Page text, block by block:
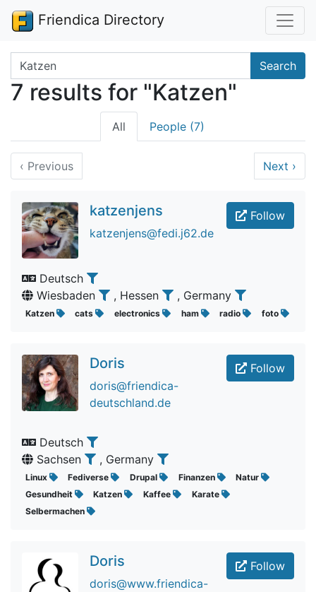
Friendica Directory
Search terms Search
7 results for "Katzen"
All People (7)
‹ Previous Next ›
Follow
katzenjens
katzenjens@fedi.j62.de
Deutsch
Wiesbaden
, Hessen , Germany
Katzen cats electronics ham radio foto
Follow
Doris
doris@friendica-
deutschland.de
Deutsch
Sachsen
, Germany
Linux Fediverse Drupal Finanzen
Natur
Gesundheit
Katzen Kaffee
Karate
Selbermachen
Follow
Doris
doris@www.friendica-